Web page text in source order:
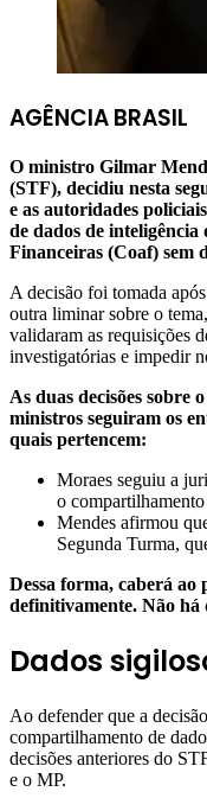
AGÊNCIA BRASIL
O ministro Gilmar
(STF), decidiu nesta
e as autoridades
de dados de
Financeiras (Coaf) sem
A decisão foi tomada
outra liminar sobre o
validaram as requisições
investigatórias e impedir
As duas decisões sobre
ministros seguiram os
quais pertencem:
Moraes seguiu a
o compartilhamento
Mendes afirmou
Segunda Turma,
Dessa forma, caberá ao
definitivamente. Não há
Dados
Ao defender que a
compartilhamento de
decisões anteriores do
e o MP.